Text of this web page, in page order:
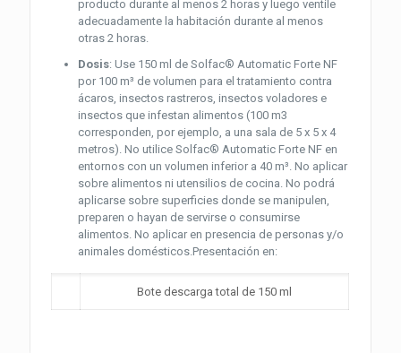
producto durante al menos 2 horas y luego ventile
adecuadamente la habitación durante al menos
otras 2 horas.
Dosis: Use 150 ml de Solfac® Automatic Forte NF
por 100 m³ de volumen para el tratamiento contra
ácaros, insectos rastreros, insectos voladores e
insectos que infestan alimentos (100 m3
corresponden, por ejemplo, a una sala de 5 x 5 x 4
metros). No utilice Solfac® Automatic Forte NF en
entornos con un volumen inferior a 40 m³. No aplicar
sobre alimentos ni utensilios de cocina. No podrá
aplicarse sobre superficies donde se manipulen,
preparen o hayan de servirse o consumirse
alimentos. No aplicar en presencia de personas y/o
animales domésticos.Presentación en:
Bote descarga total de 150 ml